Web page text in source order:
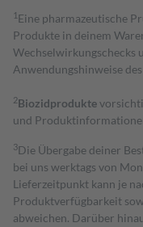
1 Eine pharmazeutische
Produkte in deinem
Wechselwirkungschecks
Anwendungshinweise
2Biozidprodukte
und
3Die Übergabe deiner
bei uns werktags von
Lieferzeitpunkt kann je
Produktverfügbarkeit
abweichen. Darüber